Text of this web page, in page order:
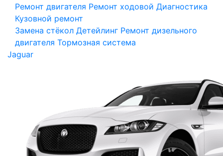
Ремонт двигателя Ремонт ходовой Диагностика
Кузовной ремонт
Замена стёкол Детейлинг Ремонт дизельного
двигателя Тормозная система
Jaguar